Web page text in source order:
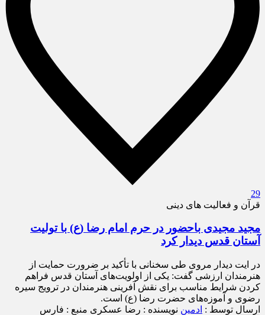
29
قرآن و فعالیت های دینی
مجید مجیدی باحضور در حرم امام رضا (ع) با تولیت
آستان قدس دیدار کرد
در ایت دیدار مروی طی سخنانی با تأکید بر ضرورت حمایت از
هنرمندان ارزشی گفت: یکی از اولویت‌های آستان قدس فراهم
کردن شرایط مناسب برای نقش آفرینی هنرمندان در ترویج سیره
رضوی و آموزه‌های حضرت رضا (ع) است.
ارسال توسط : ادمین نویسنده : رضا عسکری منبع : فارس